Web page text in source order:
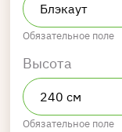
Обязательное поле
Высота
Обязательное поле